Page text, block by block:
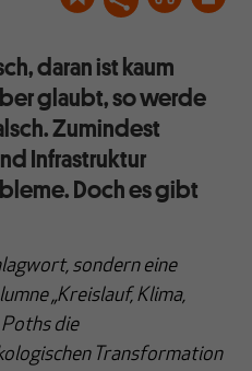
daran ist kaum
glaubt, so werde
Zumindest
Infrastruktur
Doch es gibt
sondern eine
„Kreislauf, Klima,
die
Transformation